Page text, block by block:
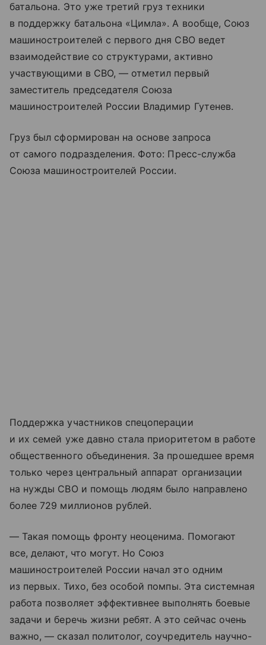
батальона. Это уже третий груз техники
в поддержку батальона «Цимла». А вообще, Союз
машиностроителей с первого дня СВО ведет
взаимодействие со структурами, активно
участвующими в СВО, — отметил первый
заместитель председателя Союза
машиностроителей России Владимир Гутенев.
Груз был сформирован на основе запроса
от самого подразделения. Фото: Пресс-служба
Союза машиностроителей России.
Поддержка участников спецоперации
и их семей уже давно стала приоритетом в работе
общественного объединения. За прошедшее время
только через центральный аппарат организации
на нужды СВО и помощь людям было направлено
более 729 миллионов рублей.
— Такая помощь фронту неоценима. Помогают
все, делают, что могут. Но Союз
машиностроителей России начал это одним
из первых. Тихо, без особой помпы. Эта системная
работа позволяет эффективнее выполнять боевые
задачи и беречь жизни ребят. А это сейчас очень
важно, — сказал политолог, соучредитель научно-